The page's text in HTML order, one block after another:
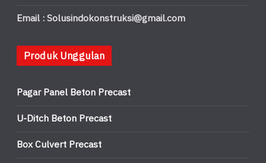
Email : Solusindokonstruksi@gmail.com
Produk Unggulan
Pagar Panel Beton Precast
U-Ditch Beton Precast
Box Culvert Precast